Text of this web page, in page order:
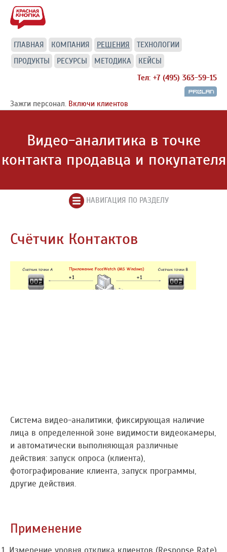
ГЛАВНАЯ КОМПАНИЯ РЕШЕНИЯ
ТЕХНОЛОГИИ
ПРОДУКТЫ
РЕСУРСЫ МЕТОДИКА
КЕЙСЫ
Тел: +7 (495) 363-59-15
Зажги персонал. Включи клиентов
Видео-аналитика в точке
контакта продавца и покупателя
НАВИГАЦИЯ ПО РАЗДЕЛУ
Счётчик Контактов
Система видео-аналитики, фиксирующая наличие
лица в определенной зоне видимости видеокамеры,
и автоматически выполняющая различные
действия: запуск опроса (клиента),
фотографирование клиента, запуск программы,
другие действия.
Применение